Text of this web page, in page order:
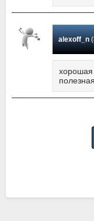
alexoff_n
хорошая
полезная.